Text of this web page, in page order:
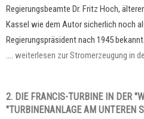
Regierungsbeamte Dr. Fritz Hoch,
Kassel wie dem Autor sicherlich noch
Regierungspräsident nach 1945 bekannt.
.... weiterlesen zur Stromerzeugung in
2. DIE FRANCIS-TURBINE IN DER
"TURBINENANLAGE AM UNTEREN